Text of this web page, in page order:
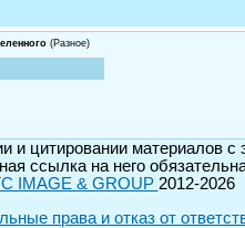
(Разное)
и цитировании материалов с
ссылка на него
IMAGE & GROUP 2012-2026
права и отказ от